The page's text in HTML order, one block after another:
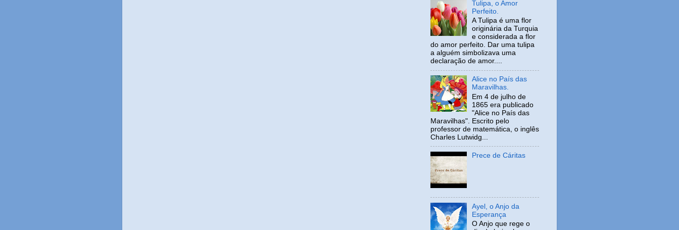
Tulipa, o Amor
Perfeito.
A Tulipa é uma flor
originária da Turquia
e considerada a flor
do amor perfeito. Dar uma tulipa
a alguém simbolizava uma
declaração de amor....
Alice no País das
Maravilhas.
Em 4 de julho de
1865 era publicado
"Alice no País das
Maravilhas". Escrito pelo
professor de matemática, o inglês
Charles Lutwidg...
Prece de Cáritas
Ayel, o Anjo da
Esperança
O Anjo que rege o